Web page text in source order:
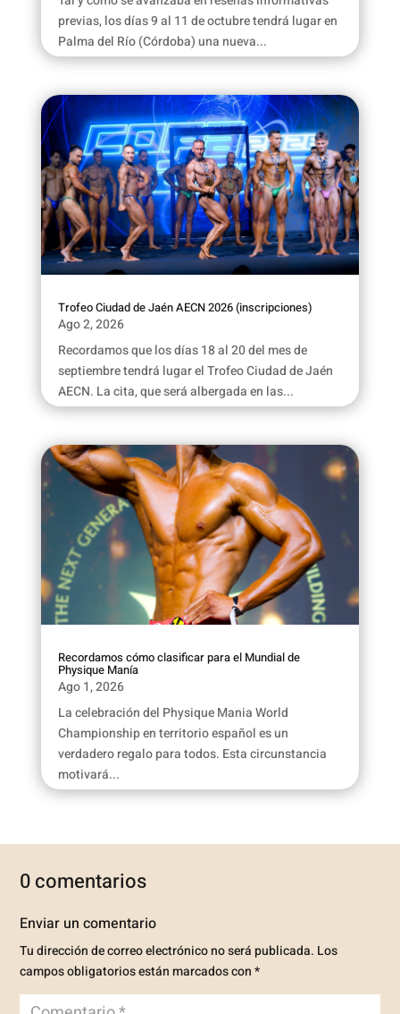
previas, los días 9 al 11 de octubre tendrá lugar en
Palma del Río (Córdoba) una nueva...
Trofeo Ciudad de Jaén AECN 2026 (inscripciones)
Ago 2, 2026
Recordamos que los días 18 al 20 del mes de
septiembre tendrá lugar el Trofeo Ciudad de Jaén
AECN. La cita, que será albergada en las...
Recordamos cómo clasificar para el Mundial de
Physique Manía
Ago 1, 2026
La celebración del Physique Mania World
Championship en territorio español es un
verdadero regalo para todos. Esta circunstancia
motivará...
0 comentarios
Enviar un comentario
Tu dirección de correo electrónico no será publicada. Los
campos obligatorios están marcados con*